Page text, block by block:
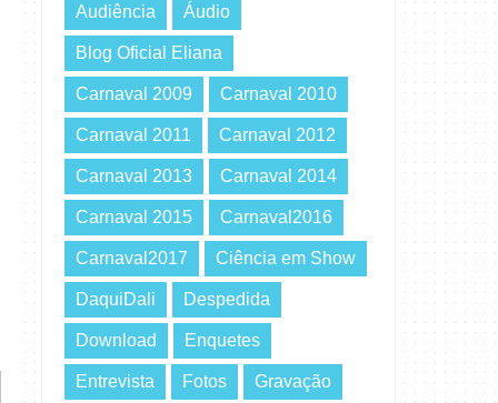
Audiência Áudio
Blog Oficial Eliana
Carnaval 2009 Carnaval 2010
Carnaval 2011 Carnaval 2012
Carnaval 2013 Carnaval 2014
Carnaval 2015 Carnaval2016
Carnaval2017 Ciência em Show
DaquiDali Despedida
Download Enquetes
Entrevista Fotos Gravação